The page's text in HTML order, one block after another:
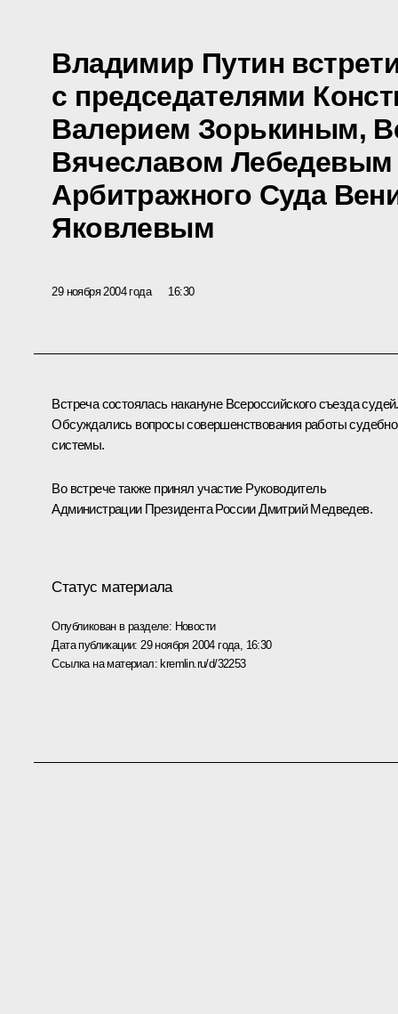
Владимир Путин
с председателями
Валерием Зорькиным,
Вячеславом
Арбитражного Суда
Яковлевым
29 ноября 2004 года 16:30
Встреча состоялась накануне Всероссийского съезда судей.
Обсуждались вопросы совершенствования работы
системы.
Во встрече также принял участие Руководитель
Администрации Президента России Дмитрий Медведев.
Статус материала
Опубликован в разделе: Новости
Дата публикации: 29 ноября 2004 года, 16:30
Ссылка на материал:kremlin.ru/d/32253